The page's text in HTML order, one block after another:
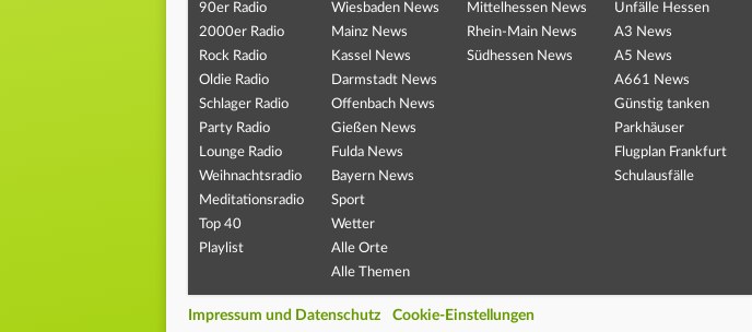
90er Radio
2000er Radio
Rock Radio
Oldie Radio
Schlager Radio
Party Radio
Lounge Radio
Weihnachtsradio
Meditationsradio
Top 40
Playlist
Wiesbaden News
Mainz News
Kassel News
Darmstadt News
Offenbach News
Gießen News
Fulda News
Bayern News
Sport
Wetter
Alle Orte
Alle Themen
Mittelhessen News
Rhein-Main News
Südhessen News
Unfälle Hessen
A3 News
A5 News
A661 News
Günstig tanken
Parkhäuser
Flugplan Frankfurt
Schulausfälle
Impressum und Datenschutz Cookie-Einstellungen